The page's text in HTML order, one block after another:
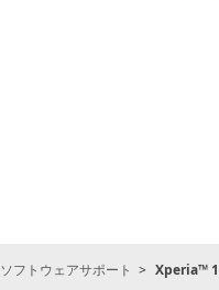
ソフトウェアサポート Xperia™ 1